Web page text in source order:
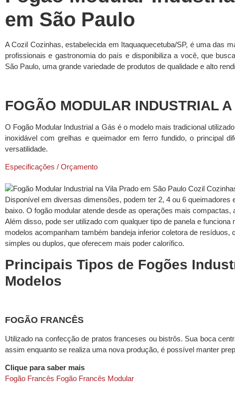
em São Paulo
A Cozil Cozinhas, estabelecida em Itaquaquecetuba/SP, é uma das
profissionais e gastronomia do país e disponibiliza a você, que
São Paulo, uma grande variedade de produtos de qualidade e alto
FOGÃO MODULAR INDUSTRIAL
O Fogão Modular Industrial a Gás é o modelo mais tradicional
inoxidável com grelhas e queimador em ferro fundido, o principal
versatilidade.
Especificações / Orçamento
Disponível em diversas dimensões, podem ter 2, 4 ou 6 queimadores
baixo. O fogão modular atende desde as operações mais
Além disso, pode ser utilizado com qualquer tipo de panela e
modelos acompanham também bandeja inferior coletora de resíduos,
simples ou duplos, que oferecem mais poder calorífico.
Principais Tipos de Fogões
Modelos
FOGÃO FRANCÊS
Utilizado na confecção de pratos franceses ou bistrôs. Sua boca
assim enquanto se realiza uma nova produção, é possível manter
Clique para saber mais
Fogão Francês Fogão Francês Modular